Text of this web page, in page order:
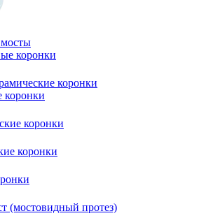
коронки
коронки
коронки
коронки
коронки
(мостовидный протез)